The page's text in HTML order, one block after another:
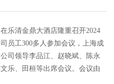
清金鼎大酒店隆重召开2024
员工300多人参加会议，上海成
司领导李品江、赵晓斌、陈永
乐、田桓等出席会议。会议由